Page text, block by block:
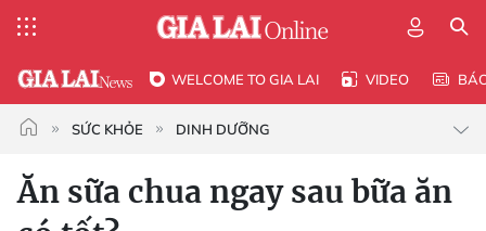
WELCOME TO GIA LAI VIDEO
SỨC KHỎE DINH DƯỠNG
Ăn sữa chua ngay sau bữa ăn